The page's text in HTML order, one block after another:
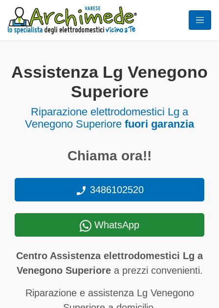
Assistenza Lg Venegono
Superiore
Riparazione elettrodomestici Lg a
Venegono Superiore fuori garanzia
Chiama ora!!
3486102520
WhatsApp
Centro Assistenza elettrodomestici Lg a
Venegono Superiorea prezzi convenienti.
Riparazione e assistenza Lg Venegono